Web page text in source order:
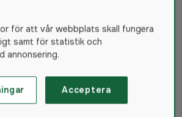
X-
RCC Mynningsbroms STD
15x1 Svart
395 kr
I lager
för att vår webbplats skall fungera
samt för statistik och
annonsering.
Acceptera